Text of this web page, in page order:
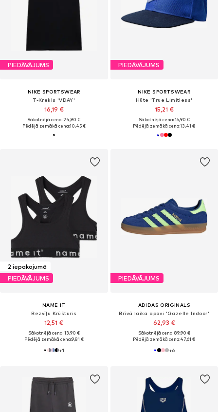
PIEDĀVĀJUMS
NIKE SPORTSWEAR
T-Krekls 'VDAY'
16,19 €
Sākotnējā cena: 24,90 €
Pēdējā zemākā cena:10,45 €
PIEDĀVĀJUMS
NIKE SPORTSWEAR
Hūte 'True Limitless'
15,21 €
Sākotnējā cena: 16,90 €
Pēdējā zemākā cena:13,41 €
2 iepakojumā
PIEDĀVĀJUMS
NAME IT
Bezvīļu Krūšturis
12,51 €
Sākotnējā cena: 13,90 €
Pēdējā zemākā cena:9,81 €
+1
PIEDĀVĀJUMS
ADIDAS ORIGINALS
Brīvā laika apavi 'Gazelle Indoor'
62,93 €
Sākotnējā cena: 89,90 €
Pēdējā zemākā cena:47,61 €
+6